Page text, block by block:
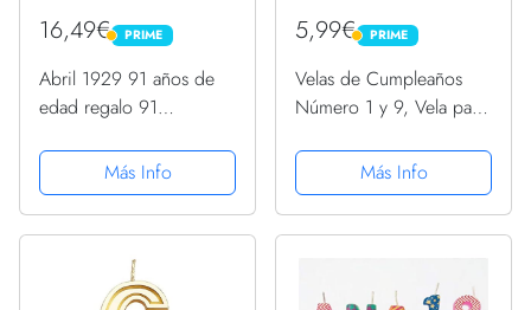
16,49€ PRIME
PRIME
Abril 1929 91 años de
edad regalo 91
CamisetaMás Info
5,99€ PRIME
PRIME
Velas de Cumpleaños
Número 1 y 9, Vela para
Decoracion Tartas
Cumpleaños Toppers de
Pastel Decorativo, para
Más Info